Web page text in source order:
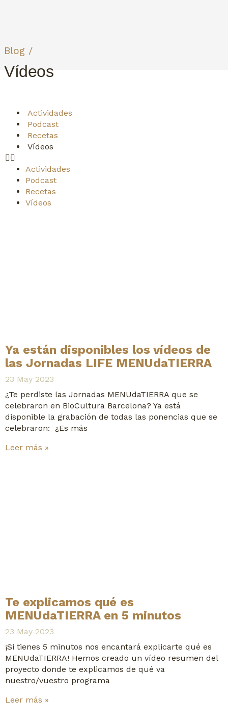
Blog /
Vídeos
Actividades
Podcast
Recetas
Vídeos
Actividades
Podcast
Recetas
Vídeos
Ya están disponibles los vídeos de
las Jornadas LIFE MENUdaTIERRA
23 May 2023
¿Te perdiste las Jornadas MENUdaTIERRA que se
celebraron en BioCultura Barcelona? Ya está
disponible la grabación de todas las ponencias que se
celebraron: ¿Es más
Leer más »
Te explicamos qué es
MENUdaTIERRA en 5 minutos
23 May 2023
¡Si tienes 5 minutos nos encantará explicarte qué es
MENUdaTIERRA! Hemos creado un vídeo resumen del
proyecto donde te explicamos de qué va
nuestro/vuestro programa
Leer más »